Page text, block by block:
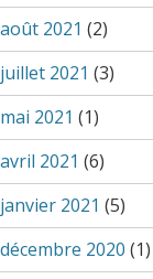
août 2021 (2)
juillet 2021 (3)
mai 2021 (1)
avril 2021 (6)
janvier 2021 (5)
décembre 2020 (1)